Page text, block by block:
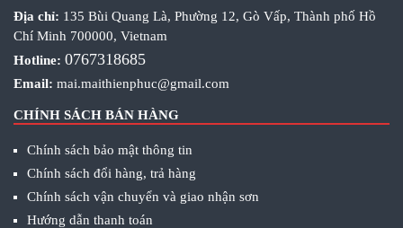
Địa chỉ: 135 Bùi Quang Là, Phường 12, Gò Vấp, Thành phố Hồ
Chí Minh 700000, Vietnam
Hotline: 0767318685
Email: mai.maithienphuc@gmail.com
CHÍNH SÁCH BÁN HÀNG
Chính sách bảo mật thông tin
Chính sách đổi hàng, trả hàng
Chính sách vận chuyển và giao nhận sơn
Hướng dẫn thanh toán